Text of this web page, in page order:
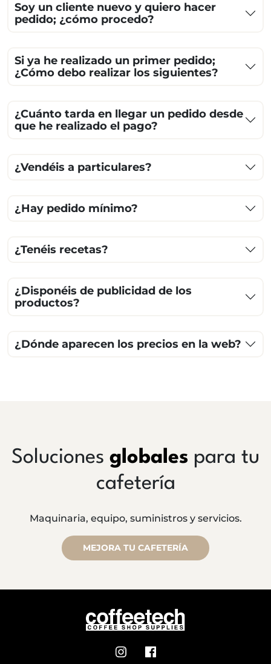
Soy un cliente nuevo y quiero hacer
pedido; ¿cómo procedo?
Si ya he realizado un primer pedido;
¿Cómo debo realizar los siguientes?
¿Cuánto tarda en llegar un pedido desde
que he realizado el pago?
¿Vendéis a particulares?
¿Hay pedido mínimo?
¿Tenéis recetas?
¿Disponéis de publicidad de los
productos?
¿Dónde aparecen los precios en la web?
Soluciones globales para tu
cafetería
Maquinaria, equipo, suministros y servicios.
MEJORA TU CAFETERÍA